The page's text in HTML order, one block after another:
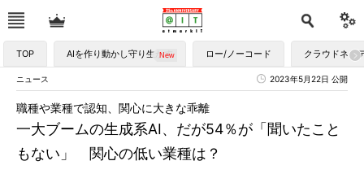
TOP AIを作り動かし守り生かす ロー/ノーコード クラウドネイ
ニュース 2023年5月22日 公開
一大ブームの生成系AI、だが54％が「聞いたこと
もない」 関心の低い業種は？
職種や業種で認知、関心に大きな乖離